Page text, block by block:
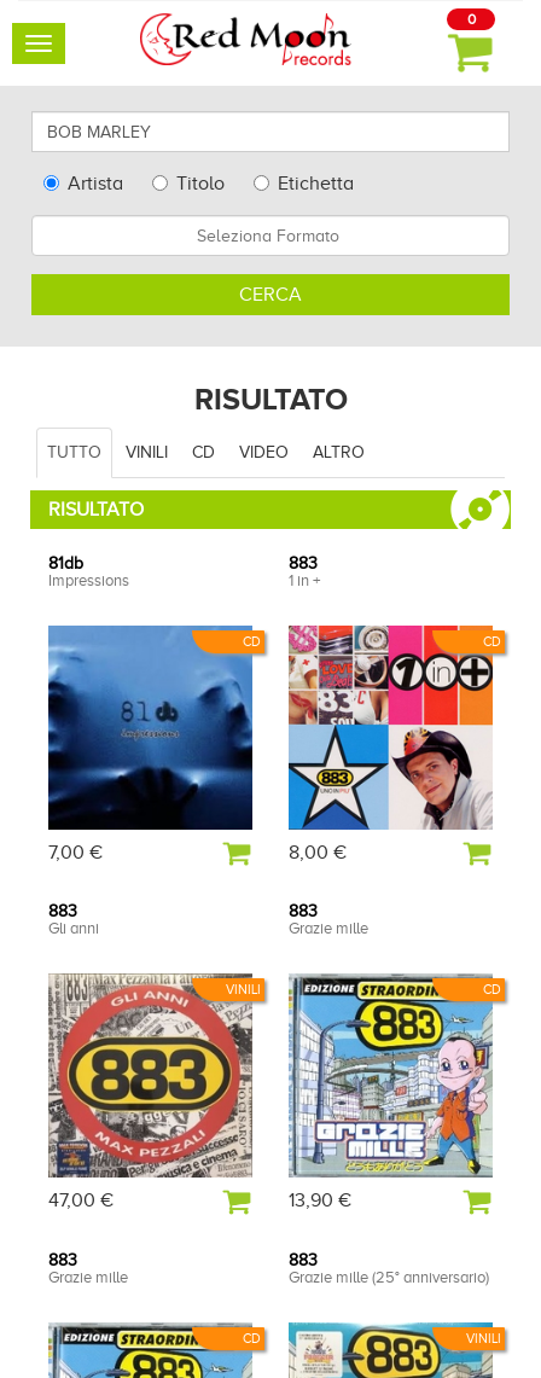
Toggle
0
Cerca
qui
artisti,
altro...
TypeArtista Titolo
Etichetta
CERCA
RISULTATO
TUTTO VINILI CD VIDEO ALTRO
RISULTATO
CD
81db
Impressions
7,00 €
CD
883
1 in +
8,00 €
VINILI
883
Gli anni
47,00 €
CD
883
Grazie mille
13,90 €
CD
883
Grazie mille
VINILI
883
Grazie mille (25° anniversario)